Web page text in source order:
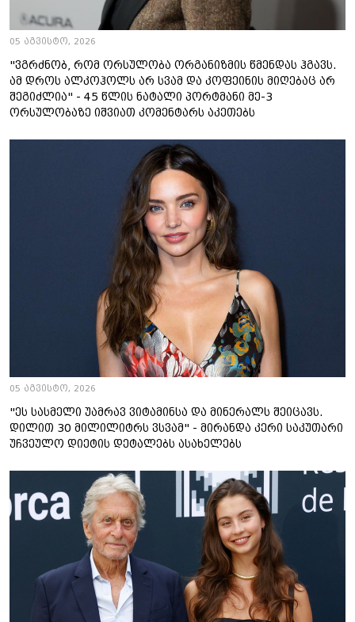
05 აგვისტო, 2026
"ვგრძნობ, რომ ორსულობა ორგანიზმის წმენდას ჰგავს.
ამ დროს ალკოჰოლს არ სვამ და კოფეინის მიღებაც არ
შეგიძლია" - 45 წლის ნატალი პორტმანი მე-3
ორსულობაზე იშვიათ კომენტარს აკეთებს
05 აგვისტო, 2026
"ეს სასმელი უამრავ ვიტამინსა და მინერალს შეიცავს.
დილით 30 მილილიტრს ვსვამ" - მირანდა კერი საკუთარი
უჩვეულო დიეტის დეტალებს ასახელებს